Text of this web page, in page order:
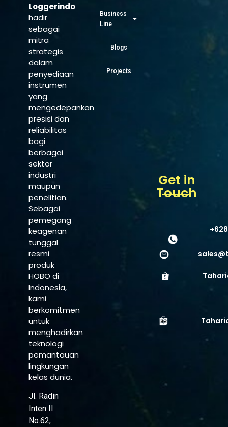
Loggerindo
hadir
sebagai
mitra
strategis
dalam
penyediaan
instrumen
yang
mengedepankan
presisi dan
reliabilitas
bagi
berbagai
sektor
industri
maupun
penelitian.
Sebagai
pemegang
keagenan
tunggal
resmi
produk
HOBO di
Indonesia,
kami
berkomitmen
untuk
menghadirkan
teknologi
pemantauan
lingkungan
kelas dunia.
Jl. Radin
Inten II
No.62,
Business
Line
Blogs
Projects
Get in
Touch